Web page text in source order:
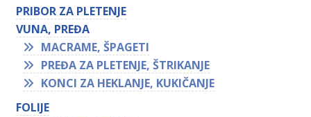
PRIBOR ZA PLETENJE
VUNA, PREĐA
MACRAME, ŠPAGETI
PREĐA ZA PLETENJE, ŠTRIKANJE
KONCI ZA HEKLANJE, KUKIČANJE
FOLIJE